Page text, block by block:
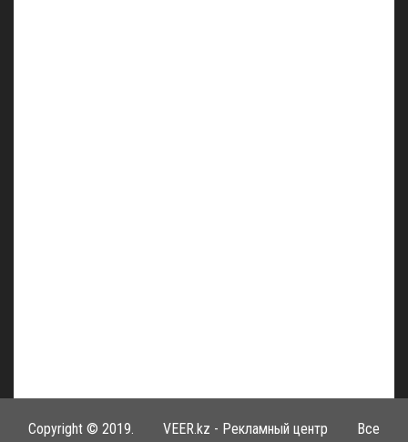
Copyright © 2019. VEER.kz - Рекламный центр Все